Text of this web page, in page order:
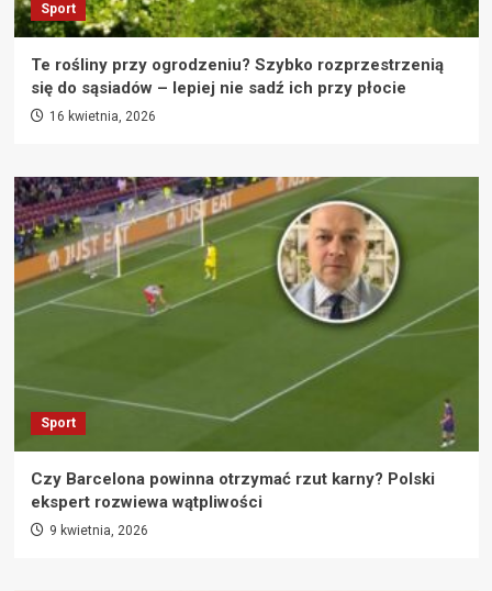
Sport
Te rośliny przy ogrodzeniu? Szybko rozprzestrzenią
się do sąsiadów – lepiej nie sadź ich przy płocie
16 kwietnia, 2026
Sport
Czy Barcelona powinna otrzymać rzut karny? Polski
ekspert rozwiewa wątpliwości
9 kwietnia, 2026